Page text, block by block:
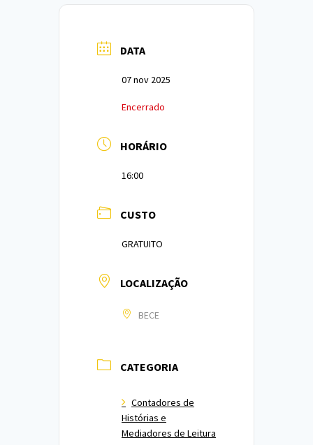
DATA
07 nov 2025
Encerrado
HORÁRIO
16:00
CUSTO
GRATUITO
LOCALIZAÇÃO
BECE
CATEGORIA
Contadores de
Histórias e
Mediadores de Leitura